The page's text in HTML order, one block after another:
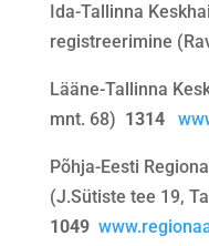
Ida-Tallinna
registreerimine
Lääne-Tallinna
mnt. 68) 1314
Põhja-Eesti
(J.Sütiste tee 19,
1049